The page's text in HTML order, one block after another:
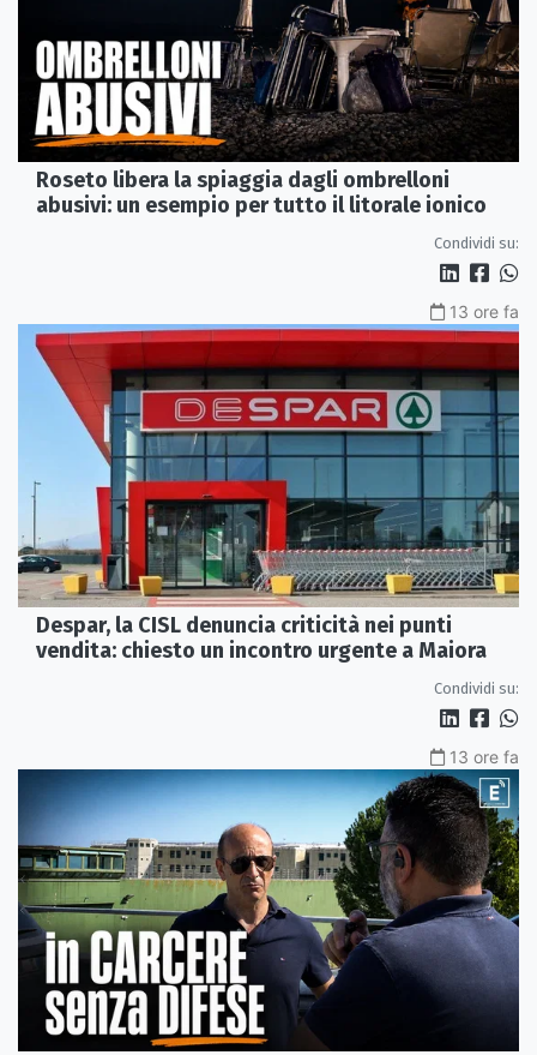
Roseto libera la spiaggia dagli ombrelloni
abusivi: un esempio per tutto il litorale ionico
Condividi su:
13 ore fa
Despar, la CISL denuncia criticità nei punti
vendita: chiesto un incontro urgente a Maiora
Condividi su:
13 ore fa